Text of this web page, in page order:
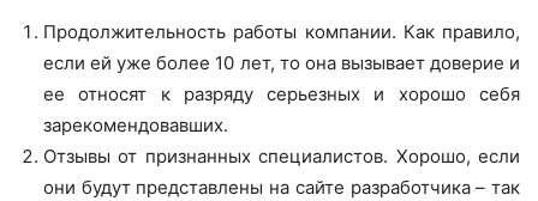
Продолжительность работы компании. Как правило,
если ей уже более 10 лет, то она вызывает доверие и
ее относят к разряду серьезных и хорошо себя
зарекомендовавших.
Отзывы от признанных специалистов. Хорошо, если
они будут представлены на сайте разработчика – так